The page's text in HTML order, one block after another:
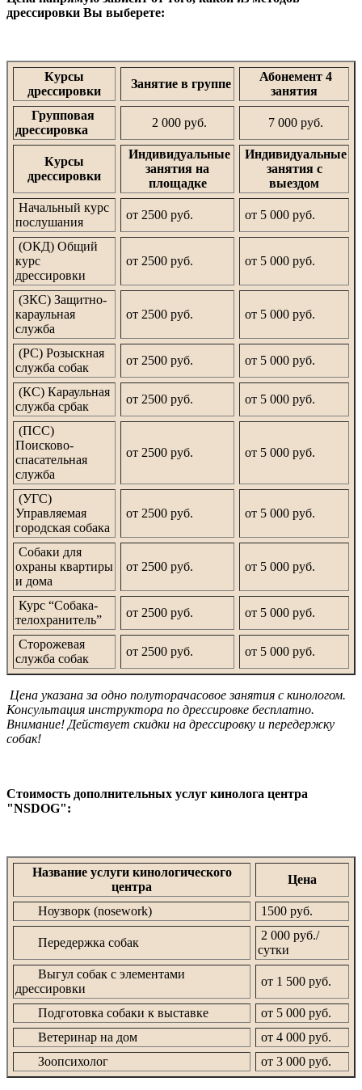
дрессировки Вы выберете:
Курсы
дрессировки
Занятие в группе
Абонемент 4
занятия
Групповая
дрессировка
2 000 руб. 7 000 руб.
Курсы
дрессировки
Индивидуальные
занятия на
площадке
Индивидуальные
занятия с
выездом
Начальный курс
послушания
от 2500 руб. от 5 000 руб.
(ОКД) Общий
курс
дрессировки
от 2500 руб. от 5 000 руб.
(ЗКС) Защитно-
караульная
служба
от 2500 руб. от 5 000 руб.
(РС) Розыскная
служба собак
от 2500 руб. от 5 000 руб.
(КС) Караульная
служба србак
от 2500 руб. от 5 000 руб.
(ПСС)
Поисково-
спасательная
служба
от 2500 руб. от 5 000 руб.
(УГС)
Управляемая
городская собака
от 2500 руб. от 5 000 руб.
Собаки для
охраны квартиры
и дома
от 2500 руб. от 5 000 руб.
Курс “Собака-
телохранитель”
от 2500 руб. от 5 000 руб.
Сторожевая
служба собак
от 2500 руб. от 5 000 руб.
Цена указана за одно полуторачасовое занятия с кинологом.
Консультация инструктора по дрессировке бесплатно.
Внимание! Действует скидки на дрессировку и передержку
собак!
Стоимость дополнительных услуг кинолога центра
"NSDOG":
Название услуги кинологического
центра
Цена
Ноузворк (nosework) 1500 руб.
Передержка собак
2 000 руб./
сутки
Выгул собак с элементами
дрессировки
от 1 500 руб.
Подготовка собаки к выставке
от 5 000 руб.
Ветеринар на дом
от 4 000 руб.
Зоопсихолог
от 3 000 руб.